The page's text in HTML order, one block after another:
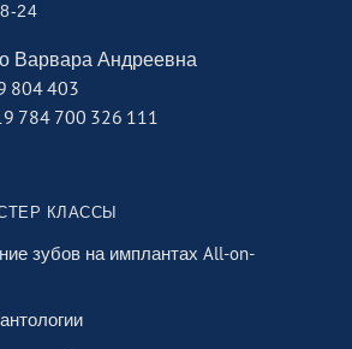
24
Варвара Андреевна
804 403
784 700 326 111
КЛАССЫ
зубов на имплантах All-on-